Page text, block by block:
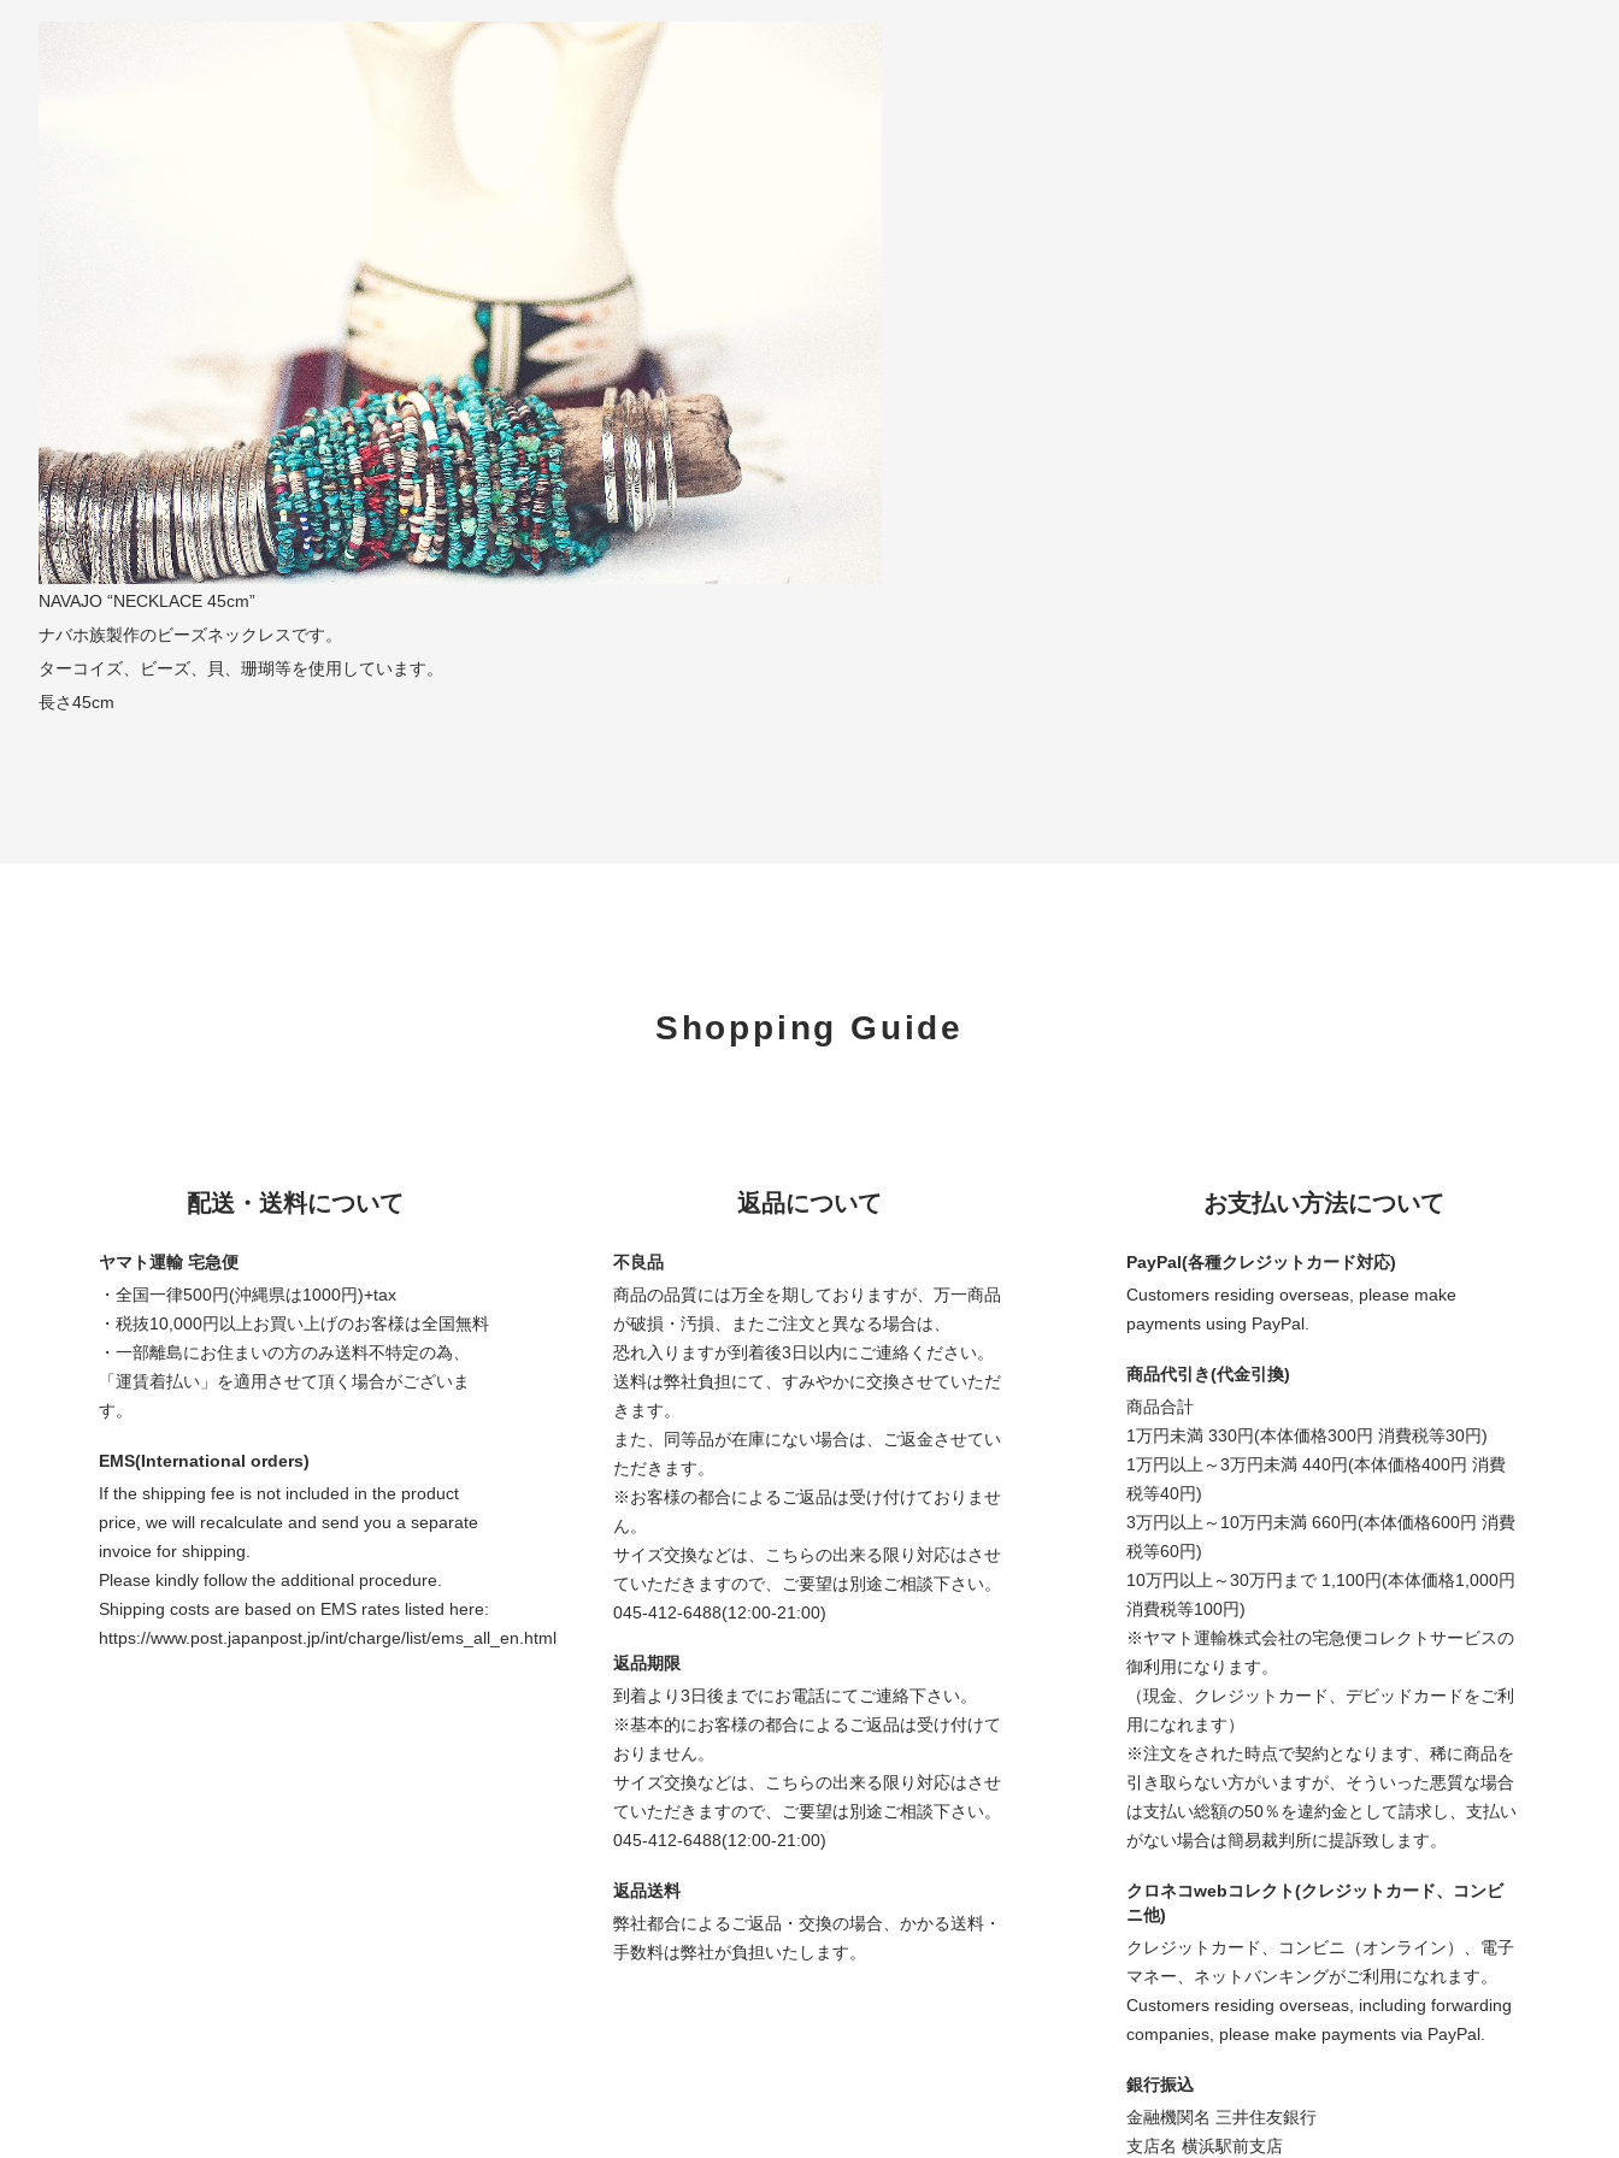
NAVAJO “NECKLACE 45cm”
ナバホ族製作のビーズネックレスです。
ターコイズ、ビーズ、貝、珊瑚等を使用しています。
長さ45cm
Shopping Guide
配送・送料について
ヤマト運輸 宅急便
・全国一律500円(沖縄県は1000円)+tax
・税抜10,000円以上お買い上げのお客様は全国無料
・一部離島にお住まいの方のみ送料不特定の為、
「運賃着払い」を適用させて頂く場合がございま
す。
EMS(International orders)
If the shipping fee is not included in the product
price, we will recalculate and send you a separate
invoice for shipping.
Please kindly follow the additional procedure.
Shipping costs are based on EMS rates listed here:
https://www.post.japanpost.jp/int/charge/list/ems_all_en.html
返品について
不良品
商品の品質には万全を期しておりますが、万一商品
が破損・汚損、またご注文と異なる場合は、
恐れ入りますが到着後3日以内にご連絡ください。
送料は弊社負担にて、すみやかに交換させていただ
きます。
また、同等品が在庫にない場合は、ご返金させてい
ただきます。
※お客様の都合によるご返品は受け付けておりませ
ん。
サイズ交換などは、こちらの出来る限り対応はさせ
ていただきますので、ご要望は別途ご相談下さい。
045-412-6488(12:00-21:00)
返品期限
到着より3日後までにお電話にてご連絡下さい。
※基本的にお客様の都合によるご返品は受け付けて
おりません。
サイズ交換などは、こちらの出来る限り対応はさせ
ていただきますので、ご要望は別途ご相談下さい。
045-412-6488(12:00-21:00)
返品送料
弊社都合によるご返品・交換の場合、かかる送料・
手数料は弊社が負担いたします。
お支払い方法について
PayPal(各種クレジットカード対応)
Customers residing overseas, please make
payments using PayPal.
商品代引き(代金引換)
商品合計
1万円未満 330円(本体価格300円 消費税等30円)
1万円以上～3万円未満 440円(本体価格400円 消費
税等40円)
3万円以上～10万円未満 660円(本体価格600円 消費
税等60円)
10万円以上～30万円まで 1,100円(本体価格1,000円
消費税等100円)
※ヤマト運輸株式会社の宅急便コレクトサービスの
御利用になります。
（現金、クレジットカード、デビッドカードをご利
用になれます）
※注文をされた時点で契約となります、稀に商品を
引き取らない方がいますが、そういった悪質な場合
は支払い総額の50％を違約金として請求し、支払い
がない場合は簡易裁判所に提訴致します。
クロネコwebコレクト(クレジットカード、コンビ
ニ他)
クレジットカード、コンビニ（オンライン）、電子
マネー、ネットバンキングがご利用になれます。
Customers residing overseas, including forwarding
companies, please make payments via PayPal.
銀行振込
金融機関名 三井住友銀行
支店名 横浜駅前支店